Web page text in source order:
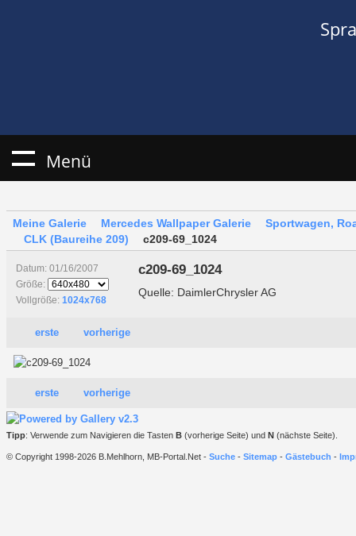
Menü
Meine Galerie Mercedes Wallpaper Galerie
Sportwagen,
CLK (Baureihe 209)
c209-69_1024
Datum: 01/16/2007
Größe:
Vollgröße: 1024x768
c209-69_1024
Quelle: DaimlerChrysler AG
erste vorherige
erste vorherige
Tipp: Verwende zum Navigieren die Tasten B (vorherige Seite) und N (nächste Seite).
© Copyright 1998-2026 B.Mehlhorn, MB-Portal.Net - Suche - Sitemap - Gästebuch -